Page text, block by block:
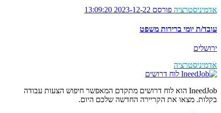
אדמיניסטרציה פורסם 2023-12-22 13:09:20
עובד/ת יומי ברירות משפט
ירושלים
אדמיניסטרציה
לוח דרושים
IneedJob הוא לוח דרושים מתקדם המאפשר חיפוש הצעות עבודה
בקלות. מצאו את הקריירה החדשה שלכם היום.